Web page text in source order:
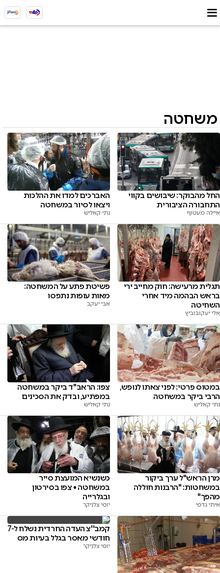
משחטה
החל מהבוקר: שיבושים בקווי
התחבורה הציבורית
איילה מעטוף
האברכים למדו את ההלכות
ויצאו לסיור במשחטה
נתי קאליש
תגלית מרעישה: חוק מחייב ירי
בראש הבהמה מיד אחרי
השחיטה
אלי יעקובוביץ
פשיטת פתע על המשחטה:
מאות עופות נתפסו
אבי יעקב
במטוס פרטי: לפני צאתו לנופש,
הרבי ביקר במשחטה
נתי קאליש
צפו: הראב"ד ביקר במשחטה
במפתיע, ובדק את הסכינים
נתי קאליש
מרן הראש"ל ערך ביקור
במשחטות: "הרבנות חוללה
מהפך"
איתי גדסי
כשנשיא המועצת סייר
במשחטה • צפו בסירטון
ובגלרייה
יוסי צלניקר
קמב''צ העדה החרדית נשלח ל-7
חודשי מאסר בגלל בעיות מס
יוסי צלניקר